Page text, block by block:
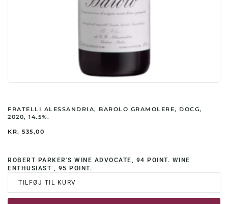
FRATELLI ALESSANDRIA, BAROLO GRAMOLERE, DOCG,
2020, 14.5%.
KR. 535,00
ROBERT PARKER'S WINE ADVOCATE, 94 POINT. WINE
ENTHUSIAST , 95 POINT.
TILFØJ TIL KURV